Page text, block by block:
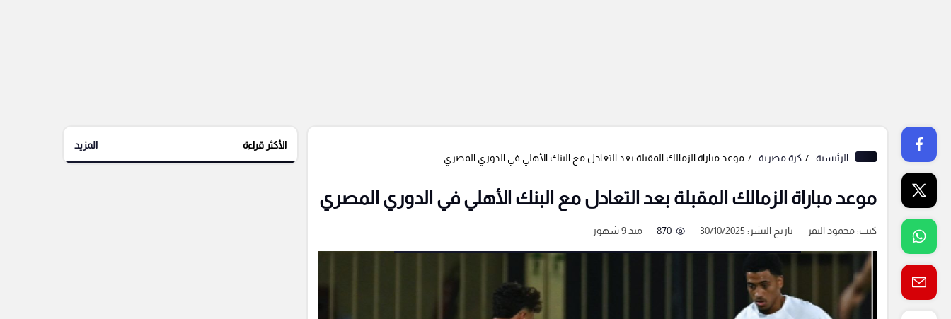
الرئيسية كرة مصرية موعد مباراة الزمالك المقبلة بعد التعادل مع البنك الأهلي في الدوري المصري
موعد مباراة الزمالك المقبلة بعد التعادل مع البنك الأهلي في الدوري المصري
كتب:محمود النقر تاريخ النشر: 30/10/2025 870 منذ 9 شهور
الأكثر قراءة المزيد